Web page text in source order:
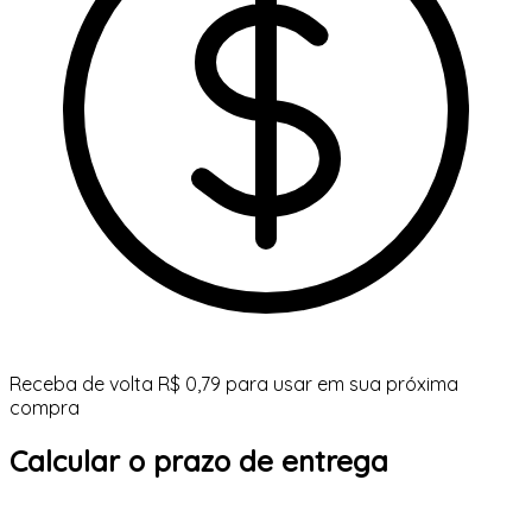
Receba de volta R$ 0,79 para usar em sua próxima
compra
Calcular o prazo de entrega